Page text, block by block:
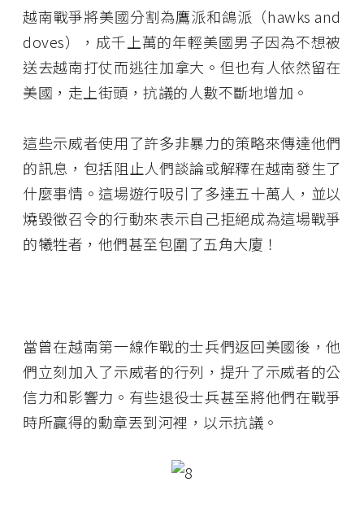
越南戰爭將美國分割為鷹派和鴿派（hawks and
doves），成千上萬的年輕美國男子因為不想被
送去越南打仗而逃往加拿大。但也有人依然留在
美國，走上街頭，抗議的人數不斷地增加。
這些示威者使用了許多非暴力的策略來傳達他們
的訊息，包括阻止人們談論或解釋在越南發生了
什麼事情。這場遊行吸引了多達五十萬人，並以
燒毀徵召令的行動來表示自己拒絕成為這場戰爭
的犧牲者，他們甚至包圍了五角大廈！
當曾在越南第一線作戰的士兵們返回美國後，他
們立刻加入了示威者的行列，提升了示威者的公
信力和影響力。有些退役士兵甚至將他們在戰爭
時所贏得的勳章丟到河裡，以示抗議。